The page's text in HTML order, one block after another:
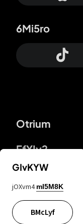
Otrium
FfYIy2
6Mi5ro
KIjvtr
GIvKYW
jOXvm4 mI5M8K
BMcLyf